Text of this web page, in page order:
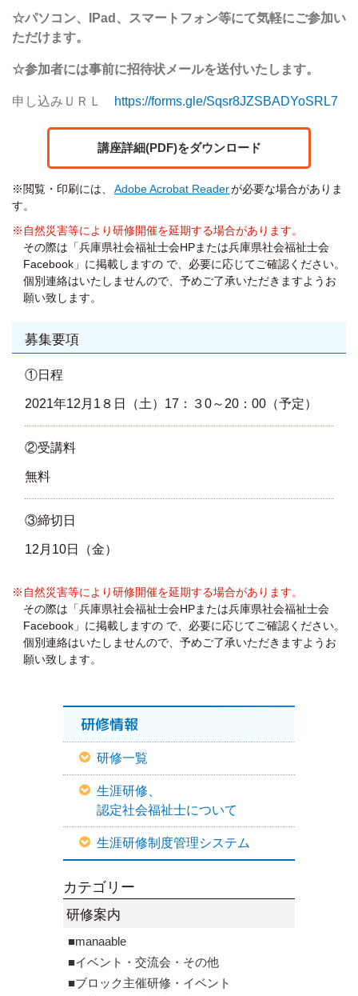
☆パソコン、 IPad 、スマートフォン等にて気軽にご参加い
ただけます。
☆参加者には事前に招待状メールを送付いたします。
申し込みＵＲＬ https://forms.gle/Sqsr8JZSBADYoSRL7
講座詳細(PDF)をダウンロード
※閲覧・印刷には、 Adobe Acrobat Readerが必要な場合がありま
す。
※自然災害等により研修開催を延期する場合があります。
その際は「兵庫県社会福祉士会HPまたは兵庫県社会福祉士会
Facebook」に掲載しますの で、必要に応じてご確認ください。
個別連絡はいたしませんので、予めご了承いただきますようお
願い致します。
募集要項
①日程
2021年12月1８日（土）17：３0～20：00（予定）
②受講料
無料
③締切日
12月10日（金）
※自然災害等により研修開催を延期する場合があります。
その際は「兵庫県社会福祉士会HPまたは兵庫県社会福祉士会
Facebook」に掲載しますの で、必要に応じてご確認ください。
個別連絡はいたしませんので、予めご了承いただきますようお
願い致します。
研修情報
研修一覧
生涯研修、
認定社会福祉士について
生涯研修制度管理システム
カテゴリー
研修案内
■manaable
■イベント・交流会・その他
■ブロック主催研修・イベント